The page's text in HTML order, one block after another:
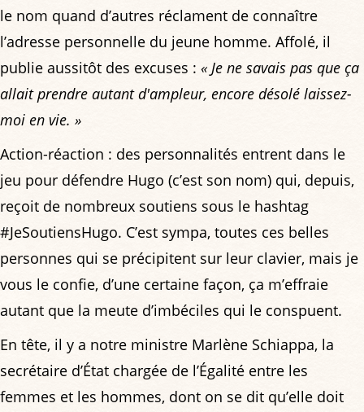
le nom quand d’autres réclament de connaître
l’adresse personnelle du jeune homme. Affolé, il
publie aussitôt des excuses : « Je ne savais pas que ça
allait prendre autant d'ampleur, encore désolé laissez-
moi en vie. »
Action-réaction : des personnalités entrent dans le
jeu pour défendre Hugo (c’est son nom) qui, depuis,
reçoit de nombreux soutiens sous le hashtag
#JeSoutiensHugo. C’est sympa, toutes ces belles
personnes qui se précipitent sur leur clavier, mais je
vous le confie, d’une certaine façon, ça m’effraie
autant que la meute d’imbéciles qui le conspuent.
En tête, il y a notre ministre Marlène Schiappa, la
secrétaire d’État chargée de l’Égalité entre les
femmes et les hommes, dont on se dit qu’elle doit